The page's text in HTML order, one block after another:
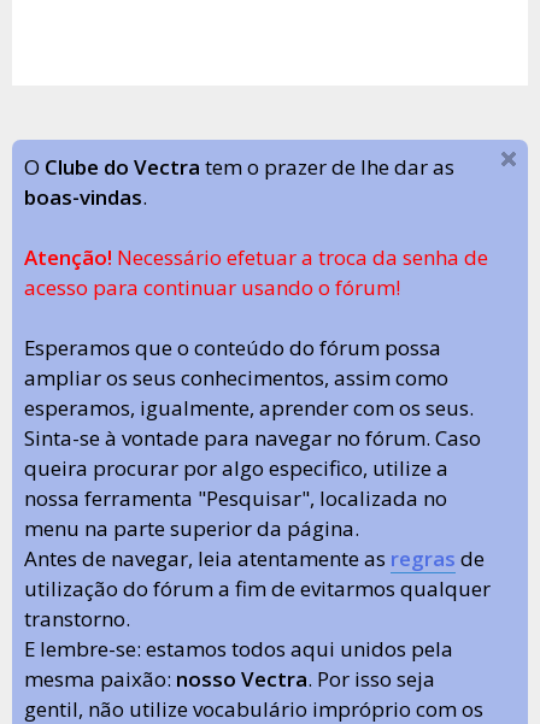
O Clube do Vectra tem o prazer de lhe dar as
boas-vindas.
Atenção! Necessário efetuar a troca da senha de
acesso para continuar usando o fórum!
Esperamos que o conteúdo do fórum possa
ampliar os seus conhecimentos, assim como
esperamos, igualmente, aprender com os seus.
Sinta-se à vontade para navegar no fórum. Caso
queira procurar por algo especifico, utilize a
nossa ferramenta "Pesquisar", localizada no
menu na parte superior da página.
Antes de navegar, leia atentamente as regras de
utilização do fórum a fim de evitarmos qualquer
transtorno.
E lembre-se: estamos todos aqui unidos pela
mesma paixão: nosso Vectra. Por isso seja
gentil, não utilize vocabulário impróprio com os